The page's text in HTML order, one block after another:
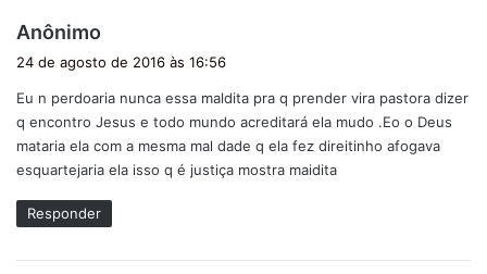
Anônimo
s
e
:
24 de agosto de 2016 às 16:56
Eu n perdoaria nunca essa maldita pra q prender vira pastora dizer
q encontro Jesus e todo mundo acreditará ela mudo .Eo o Deus
mataria ela com a mesma mal dade q ela fez direitinho afogava
esquartejaria ela isso q é justiça mostra maidita
Responder